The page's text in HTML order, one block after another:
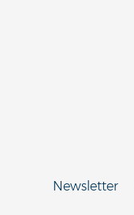
Newsletter